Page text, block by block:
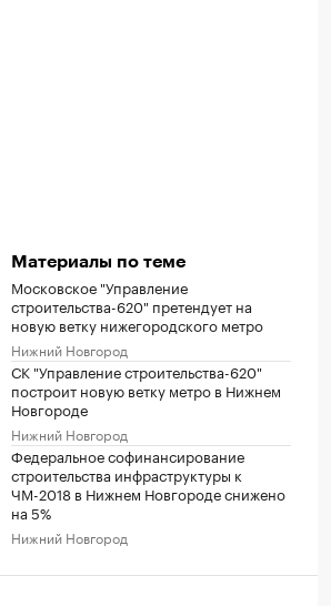
Материалы по теме
Московское "Управление
строительства-620" претендует на
новую ветку нижегородского метро
Нижний Новгород
СК "Управление строительства-620"
построит новую ветку метро в Нижнем
Новгороде
Нижний Новгород
Федеральное софинансирование
строительства инфраструктуры к
ЧМ-2018 в Нижнем Новгороде снижено
на 5%
Нижний Новгород